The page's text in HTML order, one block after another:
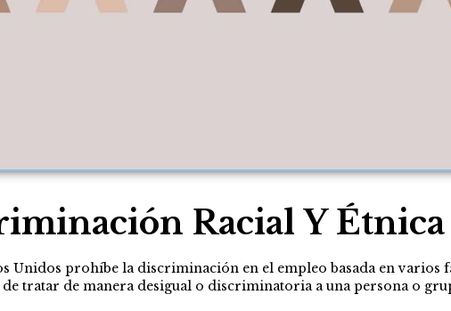
Racial Y
Unidos prohíbe la discriminación en el empleo basada en varios
tratar de manera desigual o discriminatoria a una persona o